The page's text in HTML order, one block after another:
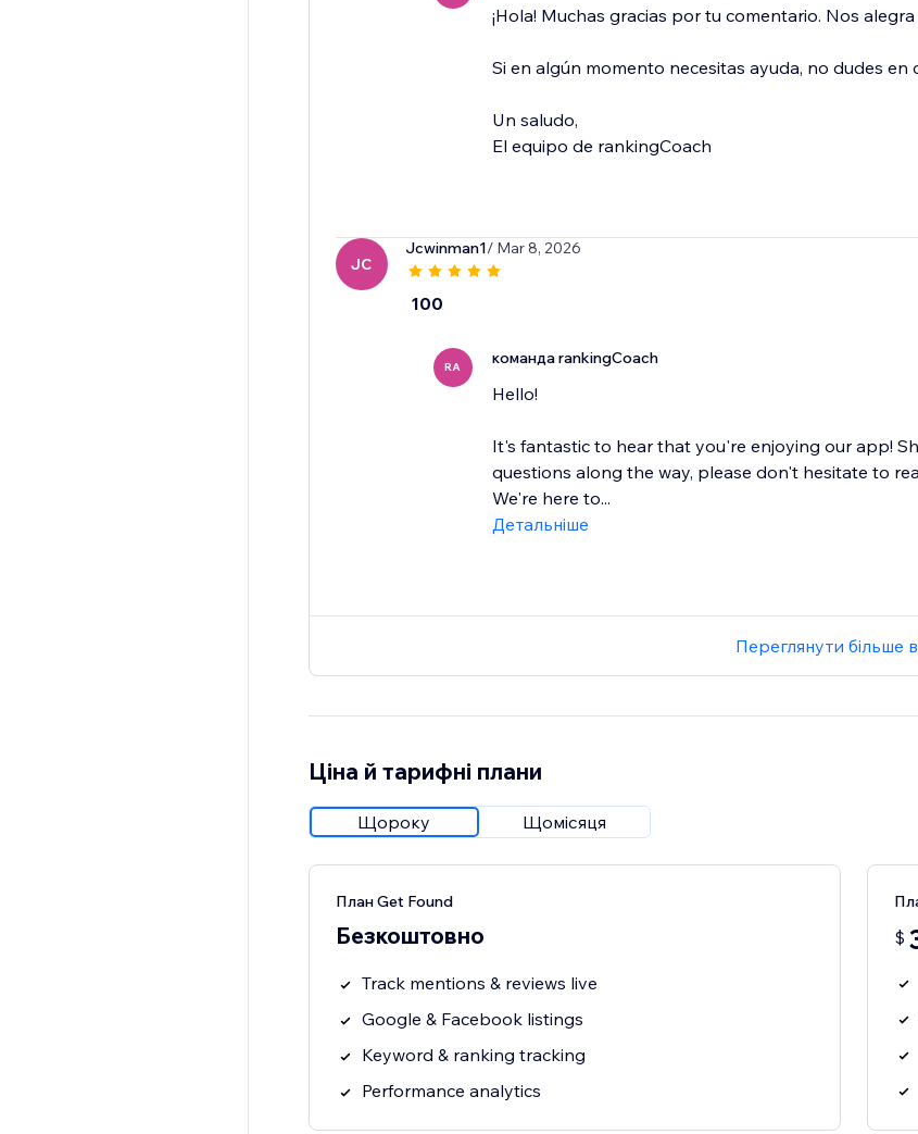
¡Hola! Muchas gracias por tu comentario. Nos
Si en algún momento necesitas ayuda, no dudes
Un saludo,
El equipo de rankingCoach
JC
Jcwinman1/ Mar 8, 2026
100
RA команда rankingCoach
Hello!
It's fantastic to hear that you're enjoying our app!
questions along the way, please don't hesitate to
We're here to...
Детальніше
Переглянути більше
Ціна й тарифні плани
Щороку Щомісяця
План Get Found
Безкоштовно
Track mentions & reviews live
Google & Facebook listings
Keyword & ranking tracking
Performance analytics
$